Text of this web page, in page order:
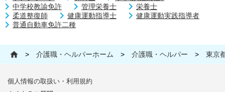
中学校教諭免許
管理栄養士
栄養士
柔道整復師
健康運動指導士
健康運動実践指導者
普通自動車免許二種
> 介護職・ヘルパーホーム > 介護職・ヘルパー > 東京
個人情報の取扱い・利用規約